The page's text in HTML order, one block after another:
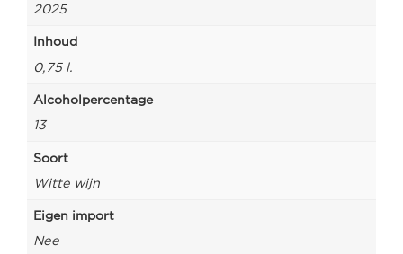
2025
Inhoud
0,75 l.
Alcoholpercentage
13
Soort
Witte wijn
Eigen import
Nee